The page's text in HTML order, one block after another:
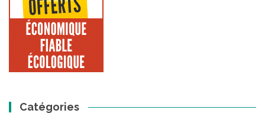
Catégories